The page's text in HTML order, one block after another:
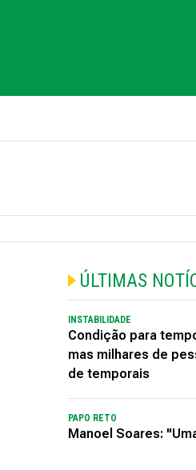
ÚLTIMAS
INSTABILIDADE
Condição para
mas milhares de
de temporais
PAPO RETO
Manoel Soares: